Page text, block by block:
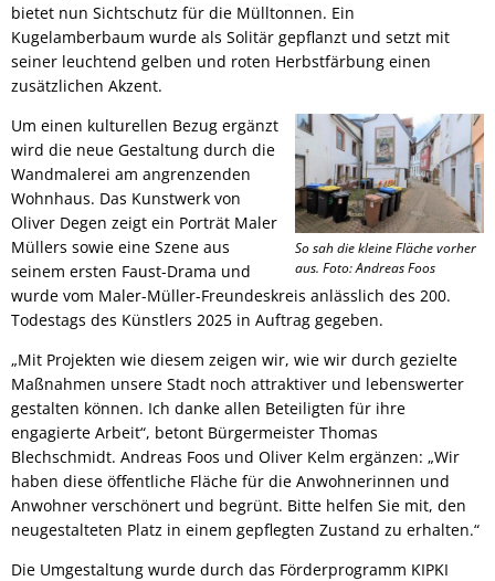
bietet nun Sichtschutz für die Mülltonnen. Ein
Kugelamberbaum wurde als Solitär gepflanzt und setzt mit
seiner leuchtend gelben und roten Herbstfärbung einen
zusätzlichen Akzent.
So sah die kleine Fläche vorher
aus. Foto: Andreas Foos
Um einen kulturellen Bezug ergänzt
wird die neue Gestaltung durch die
Wandmalerei am angrenzenden
Wohnhaus. Das Kunstwerk von
Oliver Degen zeigt ein Porträt Maler
Müllers sowie eine Szene aus
seinem ersten Faust-Drama und
wurde vom Maler-Müller-Freundeskreis anlässlich des 200.
Todestags des Künstlers 2025 in Auftrag gegeben.
„Mit Projekten wie diesem zeigen wir, wie wir durch gezielte
Maßnahmen unsere Stadt noch attraktiver und lebenswerter
gestalten können. Ich danke allen Beteiligten für ihre
engagierte Arbeit“, betont Bürgermeister Thomas
Blechschmidt. Andreas Foos und Oliver Kelm ergänzen: „Wir
haben diese öffentliche Fläche für die Anwohnerinnen und
Anwohner verschönert und begrünt. Bitte helfen Sie mit, den
neugestalteten Platz in einem gepflegten Zustand zu erhalten.“
Die Umgestaltung wurde durch das Förderprogramm KIPKI